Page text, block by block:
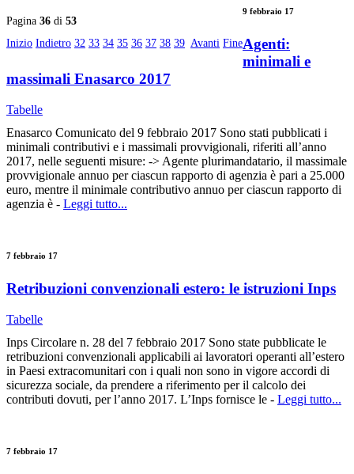
Pagina 36 di 53
Inizio Indietro 32 33 34 35 36 37 38 39 Avanti Fine
9 febbraio 17
Agenti:
minimali e
massimali Enasarco 2017
Tabelle
Enasarco Comunicato del 9 febbraio 2017 Sono stati pubblicati i
minimali contributivi e i massimali provvigionali, riferiti all’anno
2017, nelle seguenti misure: -> Agente plurimandatario, il massimale
provvigionale annuo per ciascun rapporto di agenzia è pari a 25.000
euro, mentre il minimale contributivo annuo per ciascun rapporto di
agenzia è - Leggi tutto...
7 febbraio 17
Retribuzioni convenzionali estero: le istruzioni Inps
Tabelle
Inps Circolare n. 28 del 7 febbraio 2017 Sono state pubblicate le
retribuzioni convenzionali applicabili ai lavoratori operanti all’estero
in Paesi extracomunitari con i quali non sono in vigore accordi di
sicurezza sociale, da prendere a riferimento per il calcolo dei
contributi dovuti, per l’anno 2017. L’Inps fornisce le - Leggi tutto...
7 febbraio 17